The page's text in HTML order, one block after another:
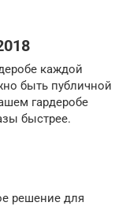
каждой
быть публичной
гардеробе
быстрее.
решение для